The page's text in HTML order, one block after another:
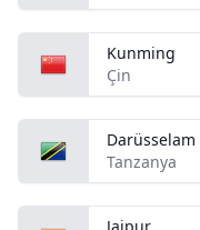
Kunming
Çin
Darüsselam
Tanzanya